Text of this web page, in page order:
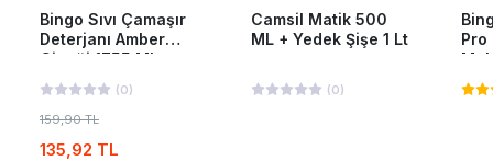
Bingo Sıvı Çamaşır
Deterjanı Amber
Çiçeği 1755 Ml
(0)
159,90 TL
135,92 TL
Camsil Matik 500
ML + Yedek Şişe 1 Lt
(0)
Pro